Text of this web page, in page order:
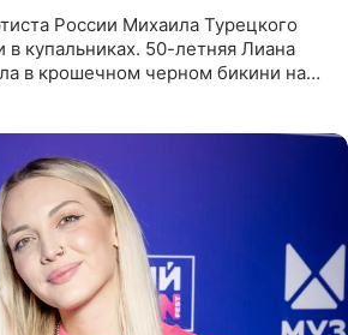
России Михаила Турецкого
в купальниках. 50-летняя Лиана
в крошечном черном бикини на